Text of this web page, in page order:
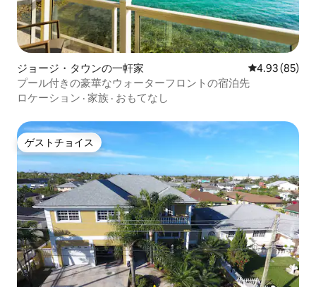
ジョージ・タウンの一軒家 レビュー85
4.93 (85)
プール付きの豪華なウォーターフロントの宿泊先
ロケーション · 家族 · おもてなし
ゲストチョイス
ゲストチョイス